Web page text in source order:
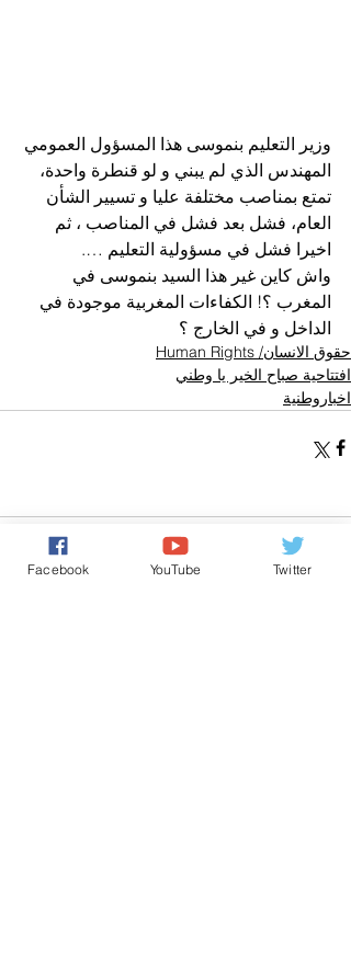
وزير التعليم بنموسى هذا المسؤول العمومي
المهندس الذي لم يبني و لو قنطرة واحدة،
تمتع بمناصب مختلفة عليا و تسيير الشأن
العام، فشل بعد فشل في المناصب ، ثم
اخيرا فشل في مسؤولية التعليم ….
واش كاين غير هذا السيد بنموسى في
المغرب ؟! الكفاءات المغربية موجودة في
الداخل و في الخارج ؟
حقوق الانسان/ Human Rights
افتتاحية صباح الخير يا وطني
اخباروطنية
تعليقات 0.0/ 5 (0)
Facebook YouTube Twitter